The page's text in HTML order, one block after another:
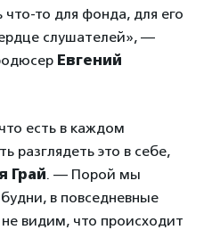
то для фонда, для его
слушателей», —
Евгений
есть в каждом
разглядеть это в себе,
Грай. — Порой мы
в повседневные
видим, что происходит